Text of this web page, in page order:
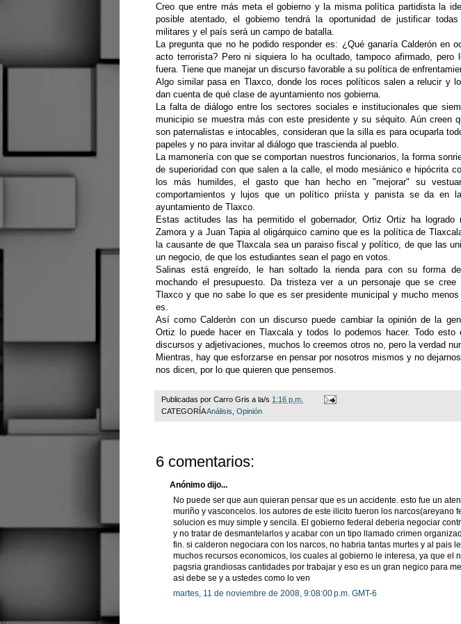
Creo que entre más meta el gobierno y la misma política partidista la
posible atentado, el gobierno tendrá la oportunidad de justificar
militares y el país será un campo de batalla.
La pregunta que no he podido responder es: ¿Qué ganaría Calderón en
acto terrorista? Pero ni siquiera lo ha ocultado, tampoco afirmado, pero
fuera. Tiene que manejar un discurso favorable a su política de
Algo similar pasa en Tlaxco, donde los roces políticos salen a relucir y
dan cuenta de qué clase de ayuntamiento nos gobierna.
La falta de diálogo entre los sectores sociales e institucionales que
municipio se muestra más con este presidente y su séquito. Aún creen
son paternalistas e intocables, consideran que la silla es para ocuparla
papeles y no para invitar al diálogo que trascienda al pueblo.
La mamonería con que se comportan nuestros funcionarios, la forma
de superioridad con que salen a la calle, el modo mesiánico e hipócrita
los más humildes, el gasto que han hecho en "mejorar" su
comportamientos y lujos que un político priísta y panista se da en
ayuntamiento de Tlaxco.
Estas actitudes las ha permitido el gobernador, Ortiz Ortiz ha logrado
Zamora y a Juan Tapia al oligárquico camino que es la política de
la causante de que Tlaxcala sea un paraiso fiscal y político, de que las
un negocio, de que los estudiantes sean el pago en votos.
Salinas está engreído, le han soltado la rienda para con su forma
mochando el presupuesto. Da tristeza ver a un personaje que se cree
Tlaxco y que no sabe lo que es ser presidente municipal y mucho
es.
Así como Calderón con un discurso puede cambiar la opinión de la
Ortiz lo puede hacer en Tlaxcala y todos lo podemos hacer. Todo esto
discursos y adjetivaciones, muchos lo creemos otros no, pero la verdad
Mientras, hay que esforzarse en pensar por nosotros mismos y no
nos dicen, por lo que quieren que pensemos.
Publicadas por Carro Gris a la/s 1:16 p.m.
CATEGORÍAAnálisis Opinión
6 comentarios:
Anónimo dijo...
No puede ser que aun quieran pensar que es un accidente. esto fue un
muriño y vasconcelos. los autores de este ilicito fueron los narcos(areyano
solucion es muy simple y sencila. El gobierno federal deberia negociar
y no tratar de desmantelarlos y acabar con un tipo llamado crimen
fin. si calderon negociara con los narcos, no habria tantas murtes y al pais
muchos recursos economicos, los cuales al gobierno le interesa, ya que el
pagsria grandiosas cantidades por trabajar y eso es un gran negico para
asi debe se y a ustedes como lo ven
martes, 11 de noviembre de 2008, 9:08:00 p.m. GMT-6